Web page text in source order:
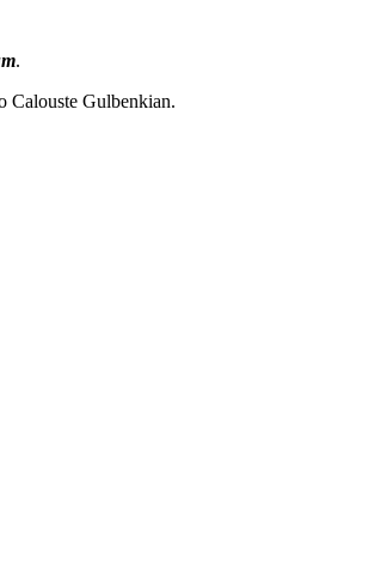
.
Calouste Gulbenkian.